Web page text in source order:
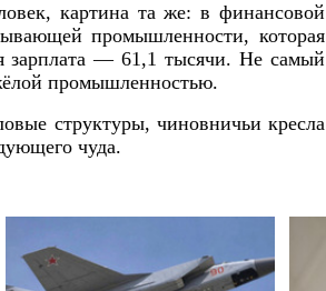
картина та же: в финансовой
промышленности, которая
зарплата — 61,1 тысячи. Не самый
промышленностью.
структуры, чиновничьи кресла
чуда.